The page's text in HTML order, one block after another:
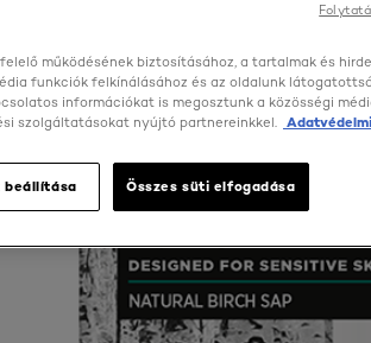
működésének biztosításához, a tartalmak és
funkciók felkínálásához és az oldalunk
információkat is megosztunk a közösségi
szolgáltatásokat nyújtó partnereinkkel.
beállítása Összes süti elfogadása